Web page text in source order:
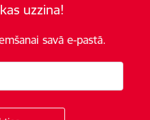
uzzina!
savā e-pastā.